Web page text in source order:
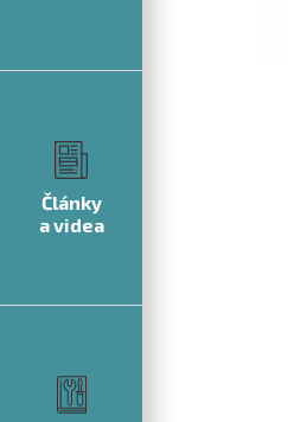
Články
a videa